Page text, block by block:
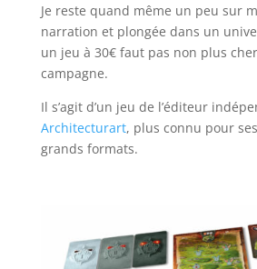
Je reste quand même un peu sur
narration et plongée dans un
un jeu à 30€ faut pas non plus
campagne.
Il s’agit d’un jeu de l’éditeur
Architecturart, plus connu pour
grands formats.